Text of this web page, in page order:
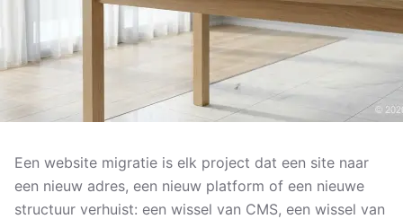
Een website migratie is elk project dat een site naar
een nieuw adres, een nieuw platform of een nieuwe
structuur verhuist: een wissel van CMS, een wissel van